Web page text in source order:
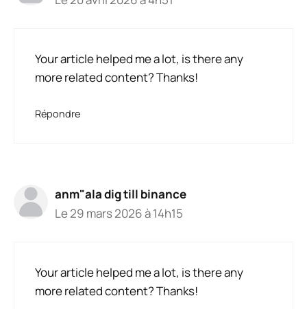
Your article helped me a lot, is there any
more related content? Thanks!
Répondre
anm"ala dig till binance
Le 29 mars 2026 à 14h15
Your article helped me a lot, is there any
more related content? Thanks!